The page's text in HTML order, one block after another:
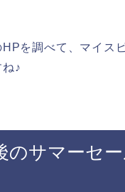
を調べて、マイス
♪
のサマーセ